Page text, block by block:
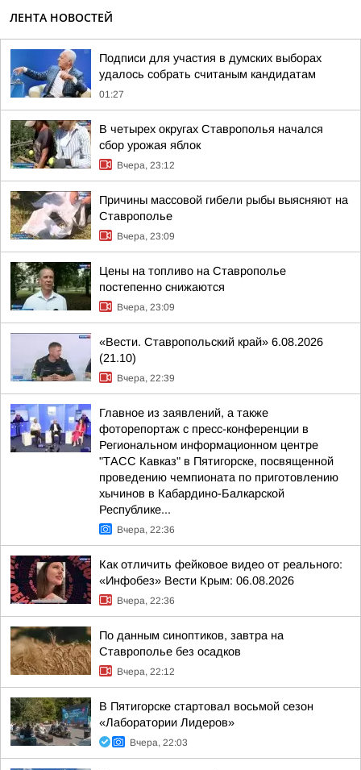
ЛЕНТА НОВОСТЕЙ
Подписи для участия в думских выборах
удалось собрать считаным кандидатам
01:27
В четырех округах Ставрополья начался
сбор урожая яблок
Вчера, 23:12
Причины массовой гибели рыбы выясняют на
Ставрополье
Вчера, 23:09
Цены на топливо на Ставрополье
постепенно снижаются
Вчера, 23:09
«Вести. Ставропольский край» 6.08.2026
(21.10)
Вчера, 22:39
Главное из заявлений, а также
фоторепортаж с пресс-конференции в
Региональном информационном центре
"ТАСС Кавказ" в Пятигорске, посвященной
проведению чемпионата по приготовлению
хычинов в Кабардино-Балкарской
Республике...
Вчера, 22:36
Как отличить фейковое видео от реального:
«Инфобез» Вести Крым: 06.08.2026
Вчера, 22:36
По данным синоптиков, завтра на
Ставрополье без осадков
Вчера, 22:12
В Пятигорске стартовал восьмой сезон
«Лаборатории Лидеров»
Вчера, 22:03